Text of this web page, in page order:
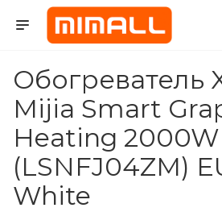
Обогреватель
Mijia Smart
Heating 2000W
(LSNFJ04ZM)
White